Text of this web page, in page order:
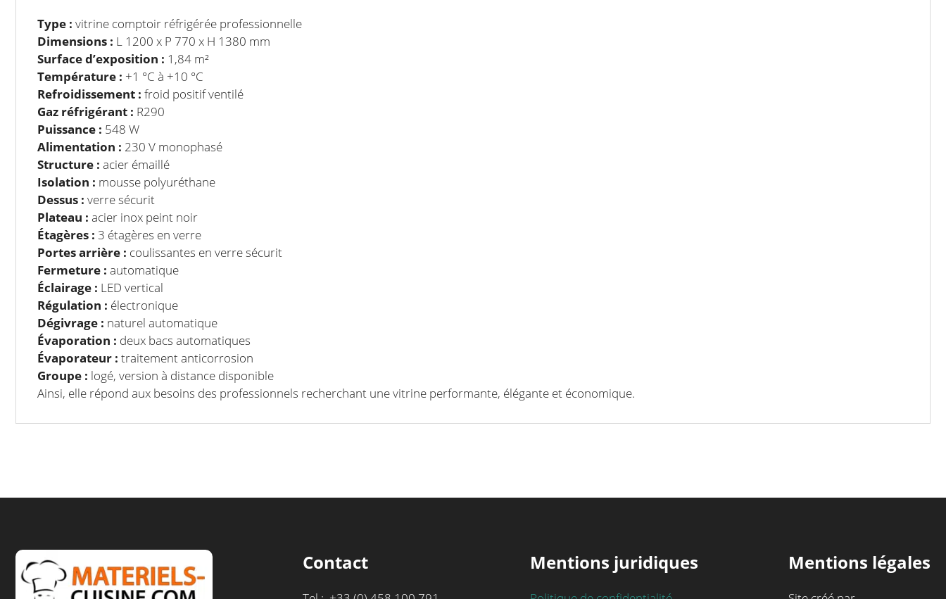
Type : vitrine comptoir réfrigérée professionnelle
Dimensions : L 1200 x P 770 x H 1380 mm
Surface d’exposition : 1,84 m²
Température : +1 °C à +10 °C
Refroidissement : froid positif ventilé
Gaz réfrigérant : R290
Puissance : 548 W
Alimentation : 230 V monophasé
Structure : acier émaillé
Isolation : mousse polyuréthane
Dessus : verre sécurit
Plateau : acier inox peint noir
Étagères : 3 étagères en verre
Portes arrière : coulissantes en verre sécurit
Fermeture : automatique
Éclairage : LED vertical
Régulation : électronique
Dégivrage : naturel automatique
Évaporation : deux bacs automatiques
Évaporateur : traitement anticorrosion
Groupe : logé, version à distance disponible
Ainsi, elle répond aux besoins des professionnels recherchant une vitrine performante, élégante et économique.
Contact Mentions juridiques Mentions légales